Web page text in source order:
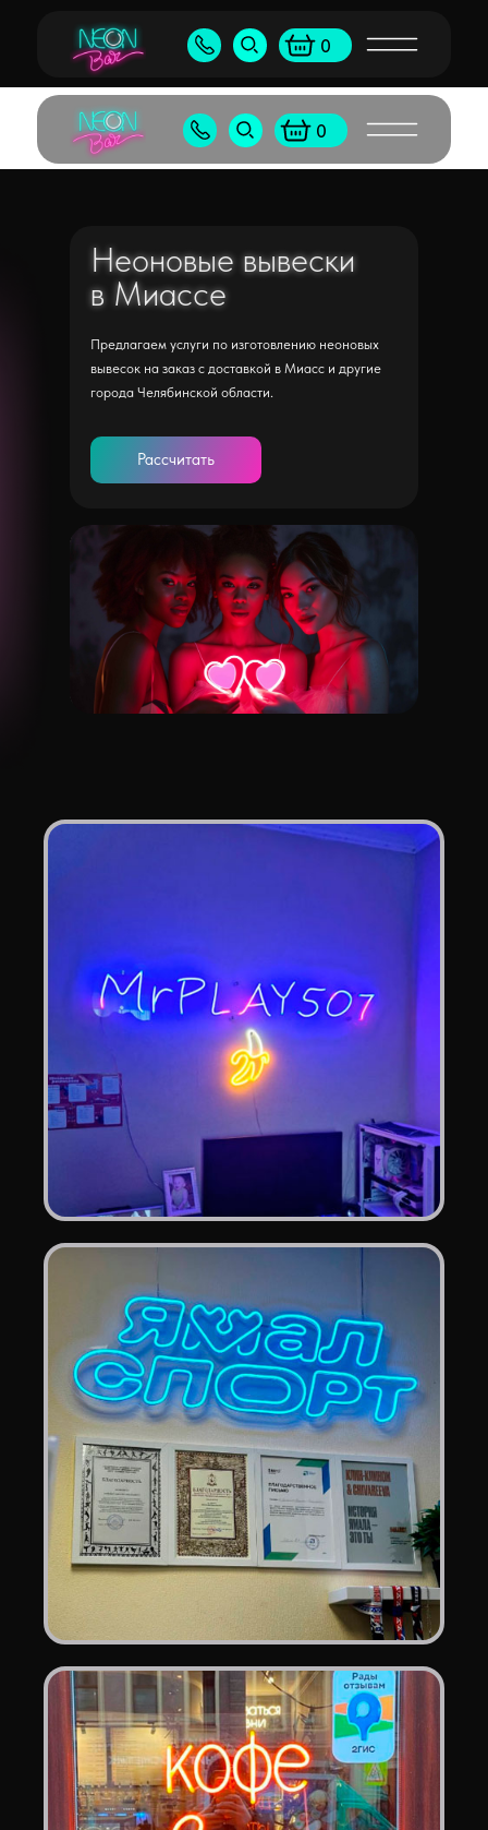
0
+7 (905) 538-80-50
+7 (495) 065-55-96
0
Неоновые вывески
в Миассе
Предлагаем услуги по изготовлению неоновых
вывесок на заказ с доставкой в Миасс и другие
города Челябинской области.
Рассчитать
Неоновые вывески
в Миассе